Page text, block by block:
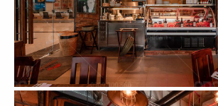
99
CHÂU ÂU
100